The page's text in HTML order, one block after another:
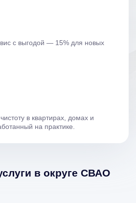
с выгодой — 15% для новых
в квартирах, домах и
на практике.
в округе СВАО